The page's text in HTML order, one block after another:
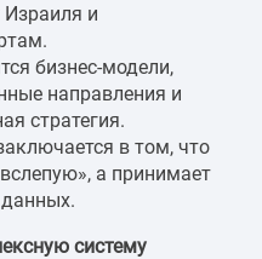
и
бизнес-модели,
направления и
стратегия.
в том, что
а принимает
систему